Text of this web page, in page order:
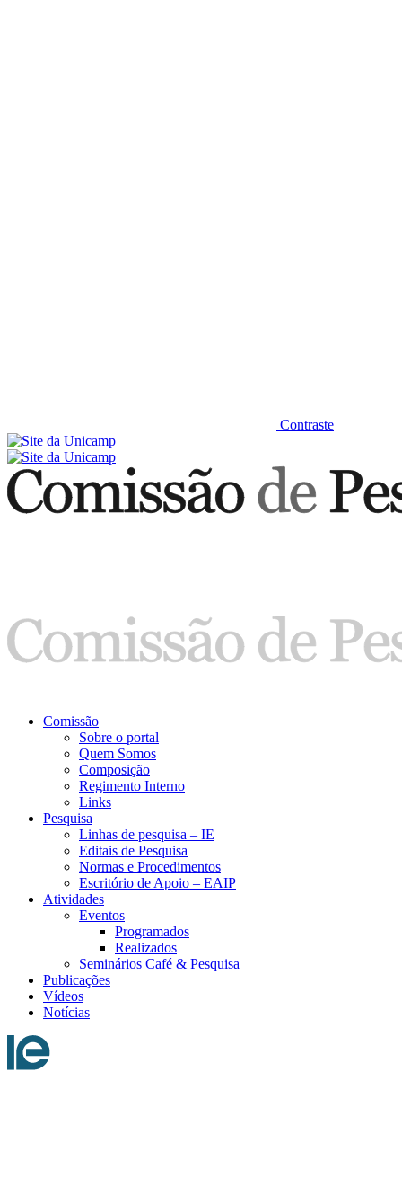
Contraste
Comissão
Sobre o portal
Quem Somos
Composição
Regimento Interno
Links
Pesquisa
Linhas de pesquisa – IE
Editais de Pesquisa
Normas e Procedimentos
Escritório de Apoio – EAIP
Atividades
Eventos
Programados
Realizados
Seminários Café & Pesquisa
Publicações
Vídeos
Notícias